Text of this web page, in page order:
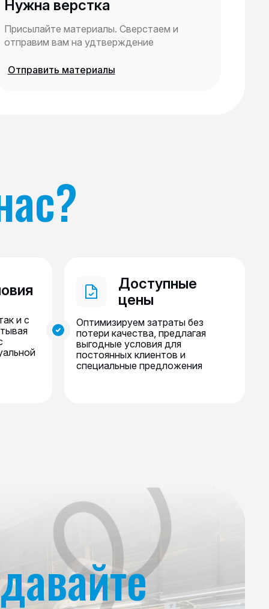
Нужна верстка
Присылайте материалы. Сверстаем и
отправим вам на удтверждение
Отправить материалы
и с
Доступные
цены
Оптимизируем затраты без
потери качества, предлагая
выгодные условия для
постоянных клиентов и
специальные предложения